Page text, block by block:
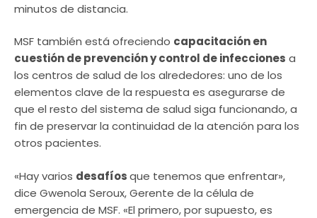
minutos de distancia.
MSF también está ofreciendo capacitación en
cuestión de prevención y control de infecciones a
los centros de salud de los alrededores: uno de los
elementos clave de la respuesta es asegurarse de
que el resto del sistema de salud siga funcionando, a
fin de preservar la continuidad de la atención para los
otros pacientes.
«Hay varios desafíosque tenemos que enfrentar»,
dice Gwenola Seroux, Gerente de la célula de
emergencia de MSF. «El primero, por supuesto, es